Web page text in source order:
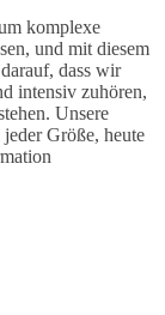
komplexe
und mit diesem
dass wir
intensiv zuhören,
Unsere
Größe, heute